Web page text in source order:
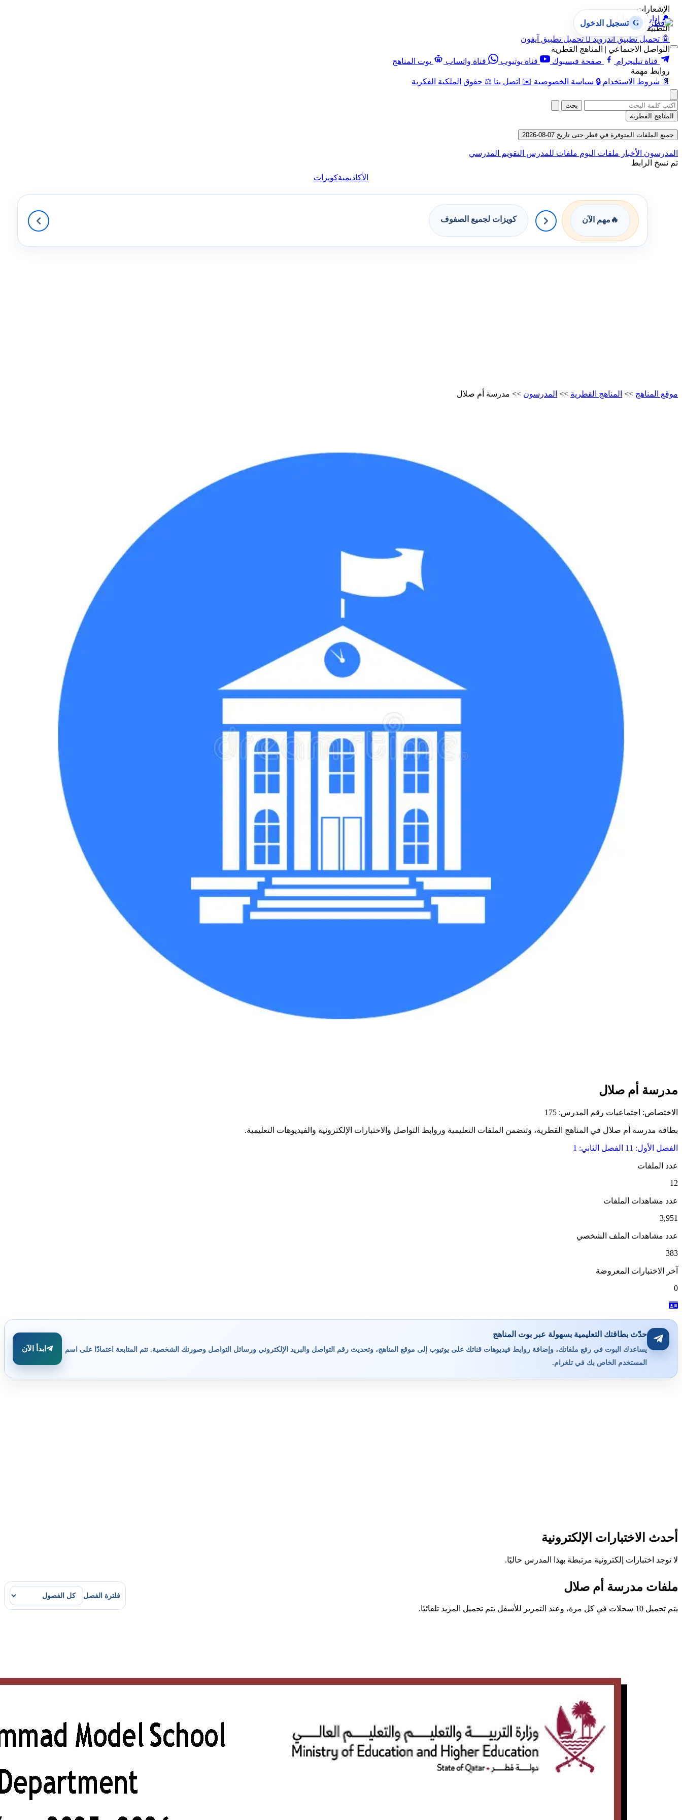
الإشعارات
🔔 إدارة الإشعارات
التطبيقات
🤖 تحميل تطبيق أندرويد  تحميل تطبيق آيفون
التواصل الاجتماعي | المناهج القطرية
قناة تيليجرام
صفحة فيسبوك قناة يوتيوب قناة واتساب
بوت المناهج
روابط مهمة
📄 شروط الاستخدام 🔒 سياسة الخصوصية ✉️ اتصل بنا ⚖️ حقوق الملكية الفكرية
G تسجيل الدخول
بحث
المناهج القطرية
جميع الملفات المتوفرة في قطر حتى تاريخ 07-08-2026
المدرسون الأخبار ملفات اليوم ملفات للمدرس التقويم المدرسي
تم نسخ الرابط
الأكاديميةكويزات
🔥 مهم الآن كويزات لجميع الصفوف
موقع المناهج >> المناهج القطرية >> المدرسون >> مدرسة أم صلال
مدرسة أم صلال
الاختصاص: اجتماعيات رقم المدرس: 175
بطاقة مدرسة أم صلال في المناهج القطرية، وتتضمن الملفات التعليمية وروابط التواصل والاختبارات الإلكترونية والفيديوهات التعليمية.
الفصل الأول: 11 الفصل الثاني: 1
عدد الملفات
12
عدد مشاهدات الملفات
3,951
عدد مشاهدات الملف الشخصي
383
آخر الاختبارات المعروضة
0
حدّث بطاقتك التعليمية بسهولة عبر بوت المناهج
يساعدك البوت في رفع ملفاتك، وإضافة روابط فيديوهات قناتك على يوتيوب إلى موقع المناهج، وتحديث رقم التواصل والبريد الإلكتروني ورسائل التواصل وصورتك الشخصية. تتم المتابعة اعتمادًا على اسم
المستخدم الخاص بك في تلغرام.
ابدأ الآن
أحدث الاختبارات الإلكترونية
لا توجد اختبارات إلكترونية مرتبطة بهذا المدرس حاليًا.
ملفات مدرسة أم صلال
يتم تحميل 10 سجلات في كل مرة، وعند التمرير للأسفل يتم تحميل المزيد تلقائيًا.
فلترة الفصل